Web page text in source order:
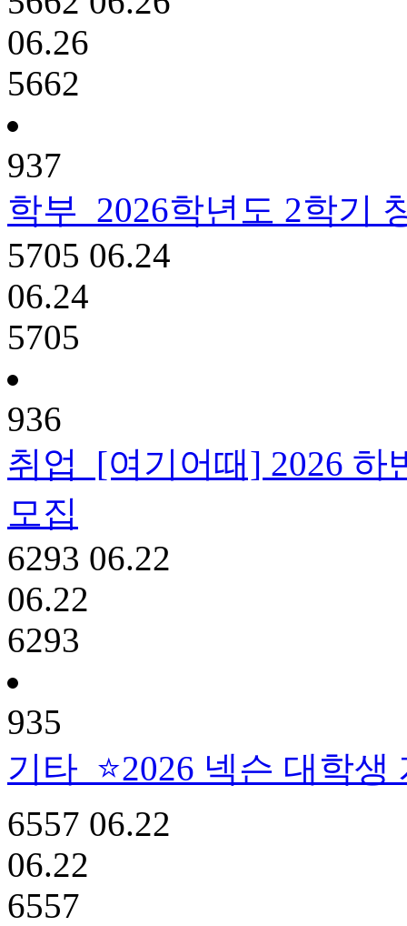
06.26
5662
937
학부 2026학년도 2학기
5705 06.24
06.24
5705
936
취업
[여기어때] 2026 하
모집
6293 06.22
06.22
6293
935
기타 ⭐2026 넥슨 대학생
6557 06.22
06.22
6557